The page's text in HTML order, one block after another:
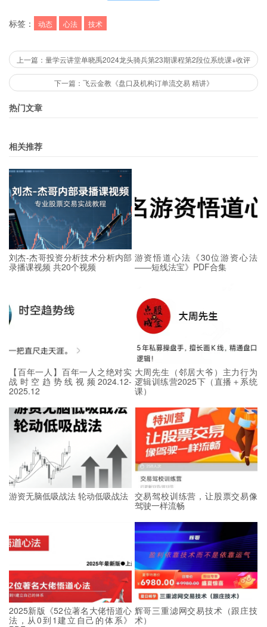
标签： 动态 心法 技术
上一篇：量学云讲堂单晓禹2024龙头骑兵第23期课程第2段位系统课+收评
下一篇：飞云金教《盘口及机构订单流交易 精讲》
热门文章
相关推荐
刘杰-杰哥投资分析技术分析内部
录播课视频 共20个视频
游资悟道心法《30位游资心法
——短线法宝》PDF合集
【百年一人】百年一人之绝对实
战时空趋势线视频2024.12-
2025.12
大周先生（邻居大爷）主力行为
逻辑训练营2025下（直播＋系统
课）
游资无脑低吸战法 轮动低吸战法 交易驾校训练营，让股票交易像
驾驶一样流畅
2025新版《52位著名大佬悟道心
法，从0到1建立自己的体系》
辉哥三重滤网交易技术（跟庄技
术）